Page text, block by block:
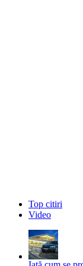
Top citiri
Video